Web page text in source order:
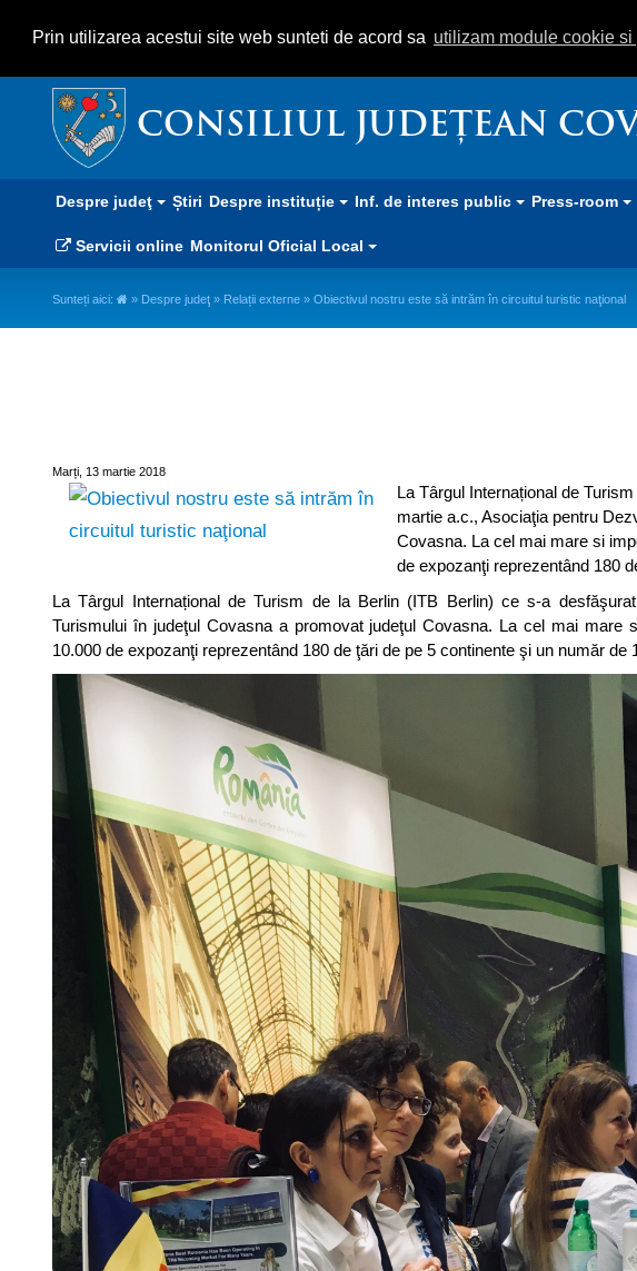
Prin utilizarea acestui site web sunteti de acord sa utilizam module cookie
CONSILIUL JUDEȚEAN
Despre judeţ Știri Despre instituție Inf. de interes public Press-room
Servicii online Monitorul Oficial Local
Sunteți aici: » Despre judeţ » Relații externe » Obiectivul nostru este să intrăm în circuitul turistic naţional
Marți, 13 martie 2018
La Târgul Internațional de
martie a.c., Asociaţia pentru
Covasna. La cel mai mare si
de expozanţi reprezentând 180
La Târgul Internațional de Turism de la Berlin (ITB Berlin) ce s-a
Turismului în judeţul Covasna a promovat judeţul Covasna. La cel mai mare
10.000 de expozanţi reprezentând 180 de ţări de pe 5 continente şi un număr de